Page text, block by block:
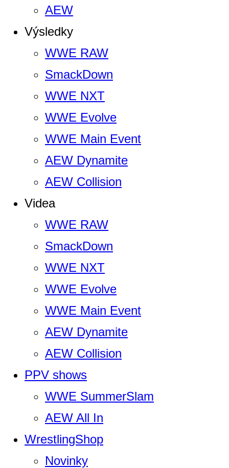
AEW
Výsledky
WWE RAW
SmackDown
WWE NXT
WWE Evolve
WWE Main Event
AEW Dynamite
AEW Collision
Videa
WWE RAW
SmackDown
WWE NXT
WWE Evolve
WWE Main Event
AEW Dynamite
AEW Collision
PPV shows
WWE SummerSlam
AEW All In
WrestlingShop
Novinky